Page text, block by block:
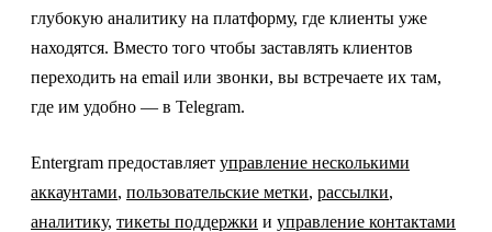
глубокую аналитику на платформу, где клиенты уже
находятся. Вместо того чтобы заставлять клиентов
переходить на email или звонки, вы встречаете их там,
где им удобно — в Telegram.
Entergram предоставляет управление несколькими
аккаунтами, пользовательские метки, рассылки,
аналитику, тикеты поддержки и управление контактами